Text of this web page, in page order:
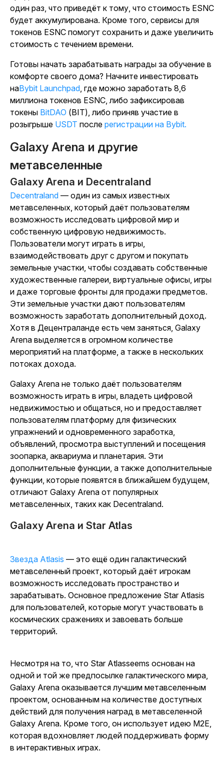
один раз, что приведёт к тому, что стоимость ESNC
будет аккумулирована. Кроме того, сервисы для
токенов ESNC помогут сохранить и даже увеличить
стоимость с течением времени.
Готовы начать зарабатывать награды за обучение в
комфорте своего дома? Начните инвестировать
наBybit Launchpad, где можно заработать 8,6
миллиона токенов ESNC, либо зафиксировав
токены BitDAO (BIT), либо приняв участие в
розыгрыше USDT после регистрации на Bybit.
Galaxy Arena и другие
метавселенные
Galaxy Arena и Decentraland
Decentraland — один из самых известных
метавселенных, который даёт пользователям
возможность исследовать цифровой мир и
собственную цифровую недвижимость.
Пользователи могут играть в игры,
взаимодействовать друг с другом и покупать
земельные участки, чтобы создавать собственные
художественные галереи, виртуальные офисы, игры
и даже торговые фронты для продажи предметов.
Эти земельные участки дают пользователям
возможность заработать дополнительный доход.
Хотя в Децентраланде есть чем заняться, Galaxy
Arena выделяется в огромном количестве
мероприятий на платформе, а также в нескольких
потоках дохода.
Galaxy Arena не только даёт пользователям
возможность играть в игры, владеть цифровой
недвижимостью и общаться, но и предоставляет
пользователям платформу для физических
упражнений и одновременного заработка,
объявлений, просмотра выступлений и посещения
зоопарка, аквариума и планетария. Эти
дополнительные функции, а также дополнительные
функции, которые появятся в ближайшем будущем,
отличают Galaxy Arena от популярных
метавселенных, таких как Decentraland.
Galaxy Arena и Star Atlas
Звезда Atlasis — это ещё один галактический
метавселенный проект, который даёт игрокам
возможность исследовать пространство и
зарабатывать. Основное предложение Star Atlasis
для пользователей, которые могут участвовать в
космических сражениях и завоевать больше
территорий.
Несмотря на то, что Star Atlasseems основан на
одной и той же предпосылке галактического мира,
Galaxy Arena оказывается лучшим метавселенным
проектом, основанным на количестве доступных
действий для получения наград в метавселенной
Galaxy Arena. Кроме того, он использует идею M2E,
которая вдохновляет людей поддерживать форму
в интерактивных играх.